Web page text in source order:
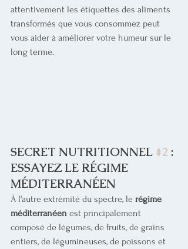
attentivement les étiquettes des aliments
transformés que vous consommez peut
vous aider à améliorer votre humeur sur le
long terme.
SECRET NUTRITIONNEL #2 :
ESSAYEZ LE RÉGIME
MÉDITERRANÉEN
À l'autre extrémité du spectre, le régime
méditerranéen est principalement
composé de légumes, de fruits, de grains
entiers, de légumineuses, de poissons et